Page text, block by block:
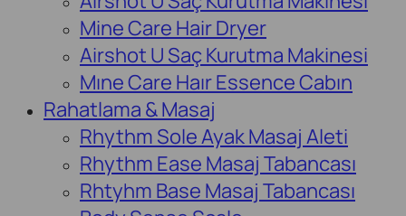
Mine Care Hair Dryer
Airshot U Saç Kurutma Makinesi
Mıne Care Haır Essence Cabın
Rahatlama & Masaj
Rhythm Sole Ayak Masaj Aleti
Rhythm Ease Masaj Tabancası
Rhtyhm Base Masaj Tabancası